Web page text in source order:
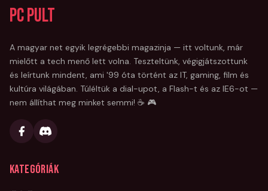
PC Pult
A magyar net egyik legrégebbi magazinja — itt voltunk, már
mielőtt a tech menő lett volna. Teszteltünk, végigjátszottunk
és leírtunk mindent, ami '99 óta történt az IT, gaming, film és
kultúra világában. Túléltük a dial-upot, a Flash-t és az IE6-ot —
nem állíthat meg minket semmi! ☕ 🎮
Kategóriák